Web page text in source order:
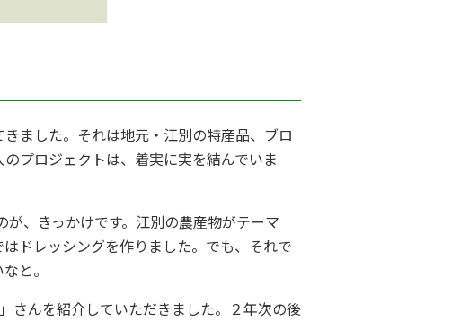
ました。それは地元・江別の特産品、ブロ
プロジェクトは、着実に実を結んでいま
、きっかけです。江別の農産物がテーマ
ドレッシングを作りました。でも、それで
と。
さんを紹介していただきました。２年次の後